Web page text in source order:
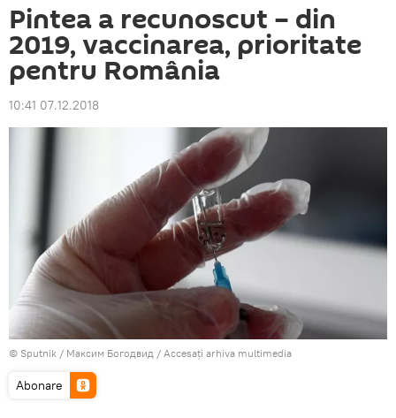
Pintea a recunoscut – din
2019, vaccinarea, prioritate
pentru România
10:41 07.12.2018
© Sputnik / Максим Богодвид / Accesați arhiva multimedia
Abonare